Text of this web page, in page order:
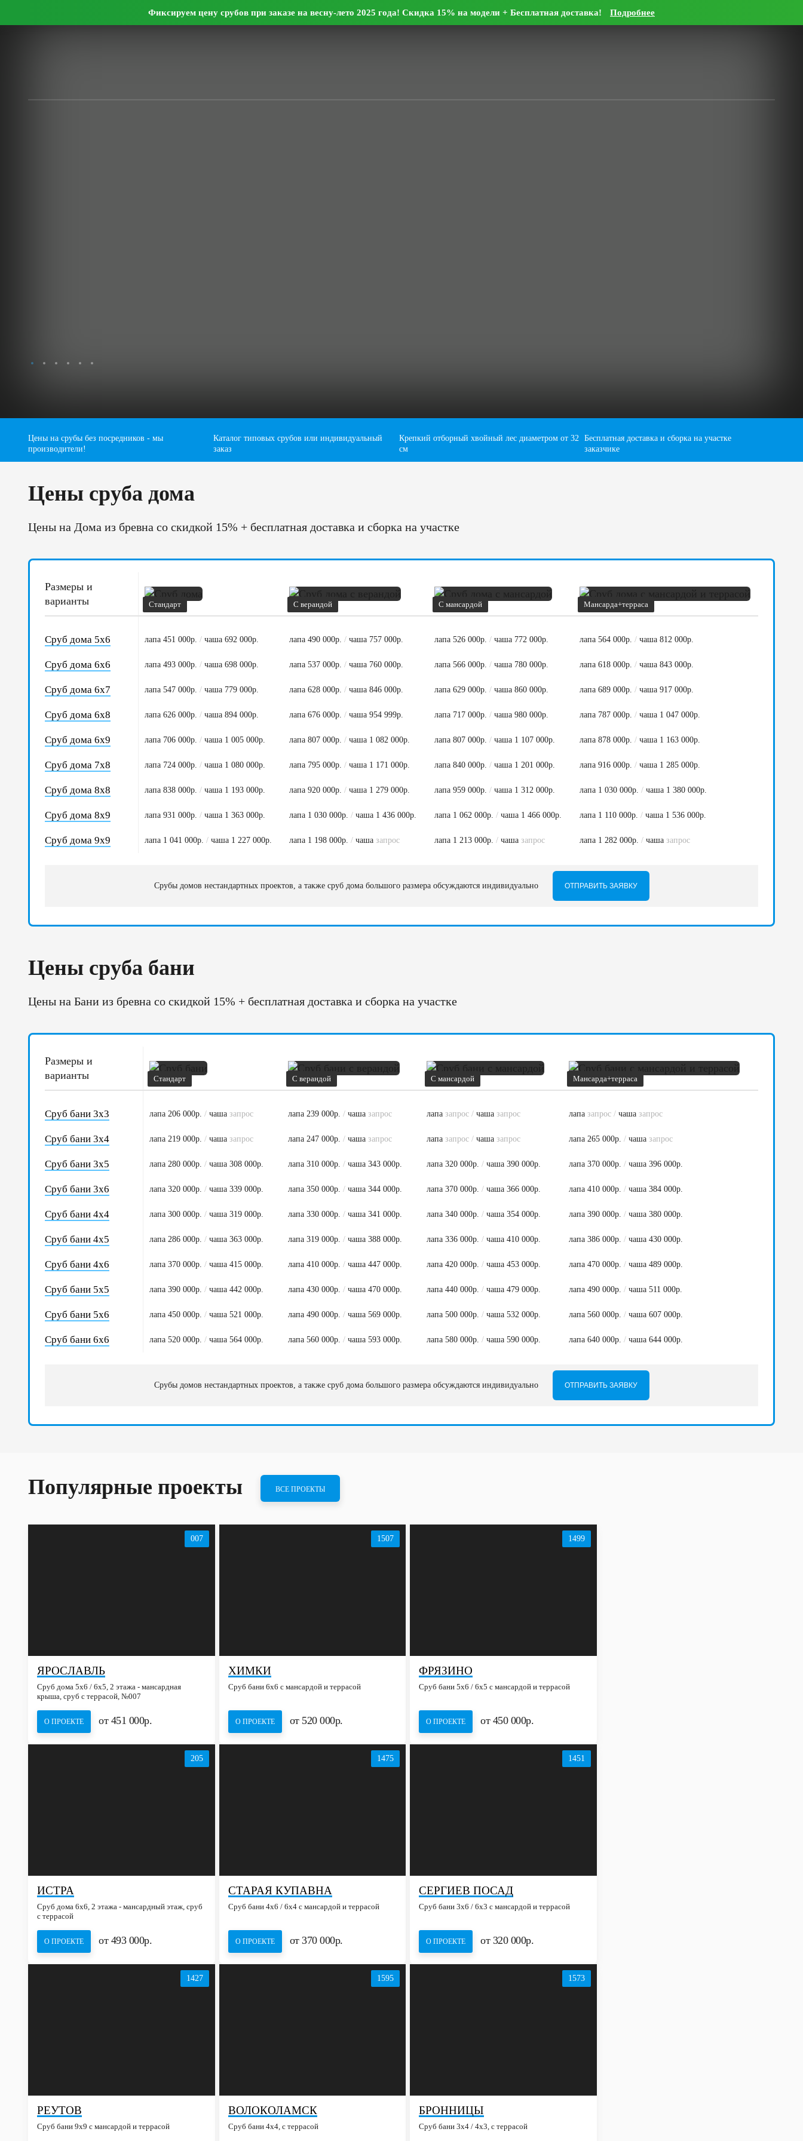
Фиксируем цену срубов при заказе на весну-лето 2025 года! Скидка 15% на модели + Бесплатная доставка! Подробнее
Цены на срубы без посредников - мы
производители!
Каталог типовых срубов или индивидуальный
заказ
Крепкий отборный хвойный лес диаметром от 32
см
Бесплатная доставка и сборка на участке
заказчике
Цены сруба дома
Цены на Дома из бревна со скидкой 15% + бесплатная доставка и сборка на участке
Размеры и
варианты
Стандарт С верандой С мансардой Мансарда+терраса
Сруб дома 5х6 лапа 451 000р. / чаша 692 000р. лапа 490 000р. / чаша 757 000р. лапа 526 000р. / чаша 772 000р. лапа 564 000р. / чаша 812 000р.
Сруб дома 6х6 лапа 493 000р. / чаша 698 000р. лапа 537 000р. / чаша 760 000р. лапа 566 000р. / чаша 780 000р. лапа 618 000р. / чаша 843 000р.
Сруб дома 6х7 лапа 547 000р. / чаша 779 000р. лапа 628 000р. / чаша 846 000р. лапа 629 000р. / чаша 860 000р. лапа 689 000р. / чаша 917 000р.
Сруб дома 6х8 лапа 626 000р. / чаша 894 000р. лапа 676 000р. / чаша 954 999р. лапа 717 000р. / чаша 980 000р. лапа 787 000р. / чаша 1 047 000р.
Сруб дома 6х9 лапа 706 000р. / чаша 1 005 000р. лапа 807 000р. / чаша 1 082 000р. лапа 807 000р. / чаша 1 107 000р. лапа 878 000р. / чаша 1 163 000р.
Сруб дома 7х8 лапа 724 000р. / чаша 1 080 000р. лапа 795 000р. / чаша 1 171 000р. лапа 840 000р. / чаша 1 201 000р. лапа 916 000р. / чаша 1 285 000р.
Сруб дома 8х8 лапа 838 000р. / чаша 1 193 000р. лапа 920 000р. / чаша 1 279 000р. лапа 959 000р. / чаша 1 312 000р. лапа 1 030 000р. / чаша 1 380 000р.
Сруб дома 8х9 лапа 931 000р. / чаша 1 363 000р. лапа 1 030 000р. / чаша 1 436 000р. лапа 1 062 000р. / чаша 1 466 000р. лапа 1 110 000р. / чаша 1 536 000р.
Сруб дома 9х9 лапа 1 041 000р. / чаша 1 227 000р. лапа 1 198 000р. / чаша запрос лапа 1 213 000р. / чаша запрос лапа 1 282 000р. / чаша запрос
Срубы домов нестандартных проектов, а также сруб дома большого размера обсуждаются индивидуально
Цены сруба бани
Цены на Бани из бревна со скидкой 15% + бесплатная доставка и сборка на участке
Размеры и
варианты
Стандарт С верандой С мансардой Мансарда+терраса
Сруб бани 3х3 лапа 206 000р. / чаша запрос лапа 239 000р. / чаша запрос лапа запрос / чаша запрос лапа запрос / чаша запрос
Сруб бани 3х4 лапа 219 000р. / чаша запрос лапа 247 000р. / чаша запрос лапа запрос / чаша запрос лапа 265 000р. / чаша запрос
Сруб бани 3х5 лапа 280 000р. / чаша 308 000р. лапа 310 000р. / чаша 343 000р. лапа 320 000р. / чаша 390 000р. лапа 370 000р. / чаша 396 000р.
Сруб бани 3х6 лапа 320 000р. / чаша 339 000р. лапа 350 000р. / чаша 344 000р. лапа 370 000р. / чаша 366 000р. лапа 410 000р. / чаша 384 000р.
Сруб бани 4х4 лапа 300 000р. / чаша 319 000р. лапа 330 000р. / чаша 341 000р. лапа 340 000р. / чаша 354 000р. лапа 390 000р. / чаша 380 000р.
Сруб бани 4х5 лапа 286 000р. / чаша 363 000р. лапа 319 000р. / чаша 388 000р. лапа 336 000р. / чаша 410 000р. лапа 386 000р. / чаша 430 000р.
Сруб бани 4х6 лапа 370 000р. / чаша 415 000р. лапа 410 000р. / чаша 447 000р. лапа 420 000р. / чаша 453 000р. лапа 470 000р. / чаша 489 000р.
Сруб бани 5х5 лапа 390 000р. / чаша 442 000р. лапа 430 000р. / чаша 470 000р. лапа 440 000р. / чаша 479 000р. лапа 490 000р. / чаша 511 000р.
Сруб бани 5х6 лапа 450 000р. / чаша 521 000р. лапа 490 000р. / чаша 569 000р. лапа 500 000р. / чаша 532 000р. лапа 560 000р. / чаша 607 000р.
Сруб бани 6х6 лапа 520 000р. / чаша 564 000р. лапа 560 000р. / чаша 593 000р. лапа 580 000р. / чаша 590 000р. лапа 640 000р. / чаша 644 000р.
Срубы домов нестандартных проектов, а также сруб дома большого размера обсуждаются индивидуально
Популярные проекты ВСЕ ПРОЕКТЫ
007
ЯРОСЛАВЛЬ
Сруб дома 5х6 / 6x5, 2 этажа - мансардная
крыша, сруб с террасой, №007
О ПРОЕКТЕ от 451 000р.
1507
ХИМКИ
Сруб бани 6х6 с мансардой и террасой
О ПРОЕКТЕ от 520 000р.
1499
ФРЯЗИНО
Сруб бани 5х6 / 6x5 с мансардой и террасой
О ПРОЕКТЕ от 450 000р.
205
ИСТРА
Сруб дома 6х6, 2 этажа - мансардный этаж, сруб
с террасой
О ПРОЕКТЕ от 493 000р.
1475
СТАРАЯ КУПАВНА
Сруб бани 4х6 / 6x4 с мансардой и террасой
О ПРОЕКТЕ от 370 000р.
1451
СЕРГИЕВ ПОСАД
Сруб бани 3х6 / 6x3 с мансардой и террасой
О ПРОЕКТЕ от 320 000р.
1427
РЕУТОВ
Сруб бани 9х9 с мансардой и террасой
1595
ВОЛОКОЛАМСК
Сруб бани 4х4, с террасой
1573
БРОННИЦЫ
Сруб бани 3х4 / 4x3, с террасой